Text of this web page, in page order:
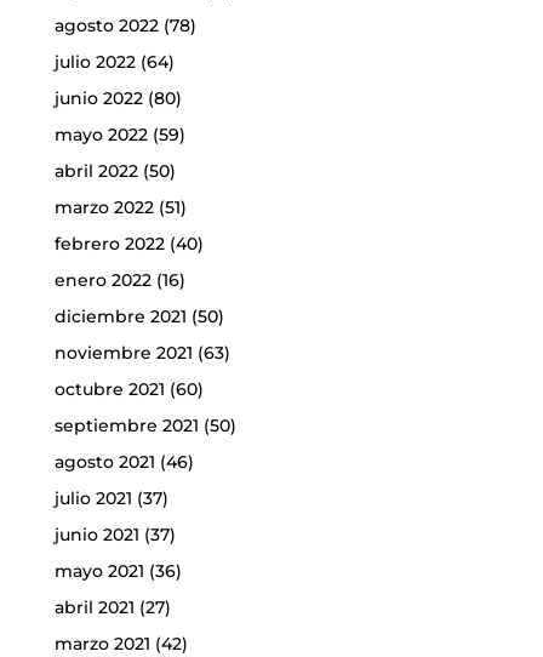
agosto 2022(78)
julio 2022(64)
junio 2022(80)
mayo 2022(59)
abril 2022(50)
marzo 2022(51)
febrero 2022(40)
enero 2022(16)
diciembre 2021 (50)
noviembre 2021 (63)
octubre 2021 (60)
septiembre 2021 (50)
agosto 2021 (46)
julio 2021 (37)
junio 2021 (37)
mayo 2021 (36)
abril 2021 (27)
marzo 2021 (42)